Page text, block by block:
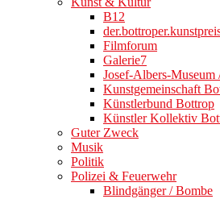
B12
Filmforum
Galerie7
Josef-Albers-Museum
Kunstgemeinschaft
Künstlerbund Bottrop
Künstler Kollektiv
Guter Zweck
Musik
Politik
Polizei & Feuerwehr
Blindgänger / Bombe